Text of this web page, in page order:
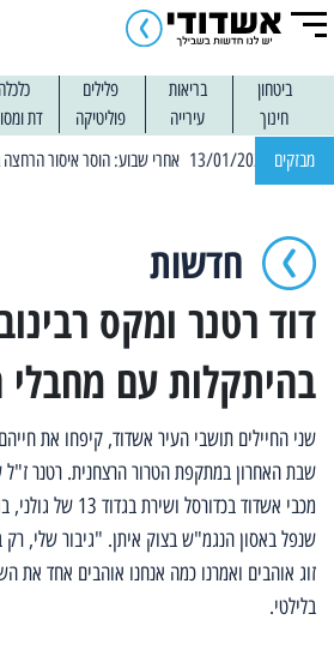
ביטחון בריאות פלילים
כלכלה
חינוך
עירייה פוליטיקה דת
מבזקים | 13:04 14/01/
חדשות
דוד רטנר ומקס
בהיתקלות עם
שני החיילים תושבי העיר אשדוד, קיפחו את
שבת האחרון במתקפת הטרור הרצחנית. רטנר
מכבי אשדוד בכדורסל
שנפל באסון הנגמ"ש בצוק איתן. "גיבור שלי, רק
זוג אוהבים ואמרנו כמה אנחנו אוהבים אחד את
בלילטי.